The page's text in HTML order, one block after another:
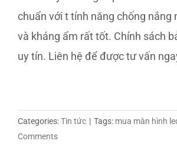
chuẩn với t tính năng chống nắng
và kháng ẩm rất tốt. Chính sách
uy tín. Liên hệ để được tư vấn
Categories:Tin tức | Tags: mua màn hình
Comments